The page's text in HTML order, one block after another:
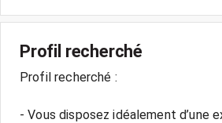
Profil recherché
Profil recherché :
- Vous disposez idéalement d’une